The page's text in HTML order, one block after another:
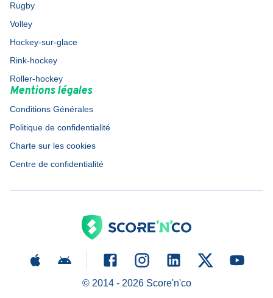
Rugby
Volley
Hockey-sur-glace
Rink-hockey
Roller-hockey
Mentions légales
Conditions Générales
Politique de confidentialité
Charte sur les cookies
Centre de confidentialité
© 2014 - 2026Score'n'co